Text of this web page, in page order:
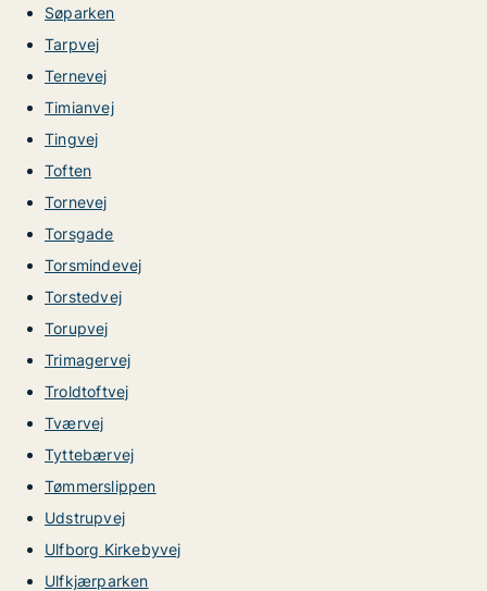
Søparken
Tarpvej
Ternevej
Timianvej
Tingvej
Toften
Tornevej
Torsgade
Torsmindevej
Torstedvej
Torupvej
Trimagervej
Troldtoftvej
Tværvej
Tyttebærvej
Tømmerslippen
Udstrupvej
Ulfborg Kirkebyvej
Ulfkjærparken